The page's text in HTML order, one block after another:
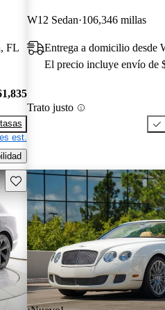
FL
est.
W12 Sedan 106,346 millas
Entrega a domicilio desde
El precio incluye envío de
Trato justo
Guarda este Aviso